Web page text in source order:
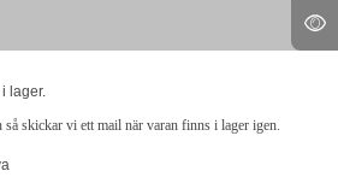
lager.
skickar vi ett mail när varan finns i lager igen.